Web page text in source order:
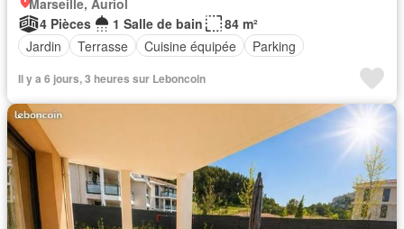
Marseille, Auriol
4 Pièces
1 Salle de bain
84 m²
Jardin
Terrasse Cuisine équipée Parking
Il y a 6 jours, 3 heures sur Leboncoin